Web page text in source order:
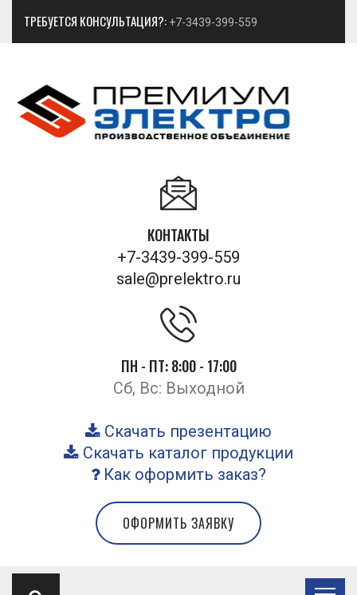
ТРЕБУЕТСЯ КОНСУЛЬТАЦИЯ?: +7-3439-399-559
КОНТАКТЫ
+7-3439-399-559
sale@prelektro.ru
ПН - ПТ: 8:00 - 17:00
Сб, Вс: Выходной
Скачать презентацию
Скачать каталог продукции
Как оформить заказ?
ОФОРМИТЬ ЗАЯВКУ